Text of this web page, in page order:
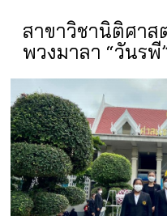
สาขาวิชานิติศาส
พวงมาลา “วันรพี